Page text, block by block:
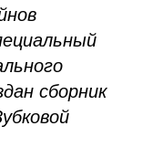
сборник